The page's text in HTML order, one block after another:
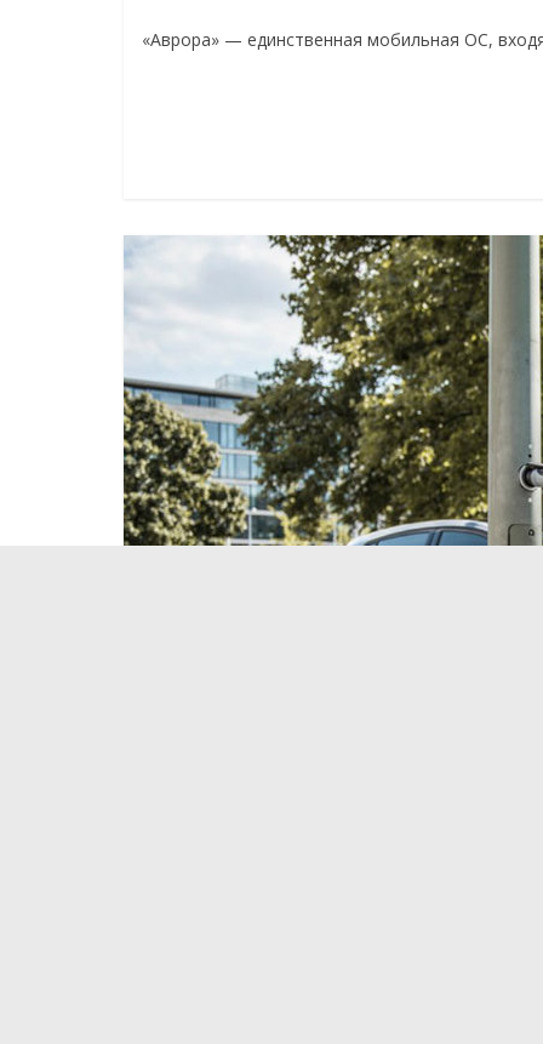
«Аврора» — единственная мобильная ОС,